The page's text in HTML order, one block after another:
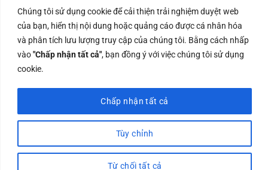
Chúng tôi sử dụng cookie để cải thiện trải nghiệm duyệt web
của bạn, hiển thị nội dung hoặc quảng cáo được cá nhân hóa
và phân tích lưu lượng truy cập của chúng tôi. Bằng cách nhấp
vào"Chấp nhận tất cả", bạn đồng ý với việc chúng tôi sử dụng
cookie.
Tùy chỉnh
Từ chối tất cả
Chấp nhận tất cả
Công ty TNHH Nam Bình Xương - Số ĐKKD: 0108783483
cấp ngày 14/06/2019 bởi Sở Kế Hoạch và Đầu Tư Tp. Hà
Nội
Copyrights @2023 Nam Binh Xuong. All Rights Reserved